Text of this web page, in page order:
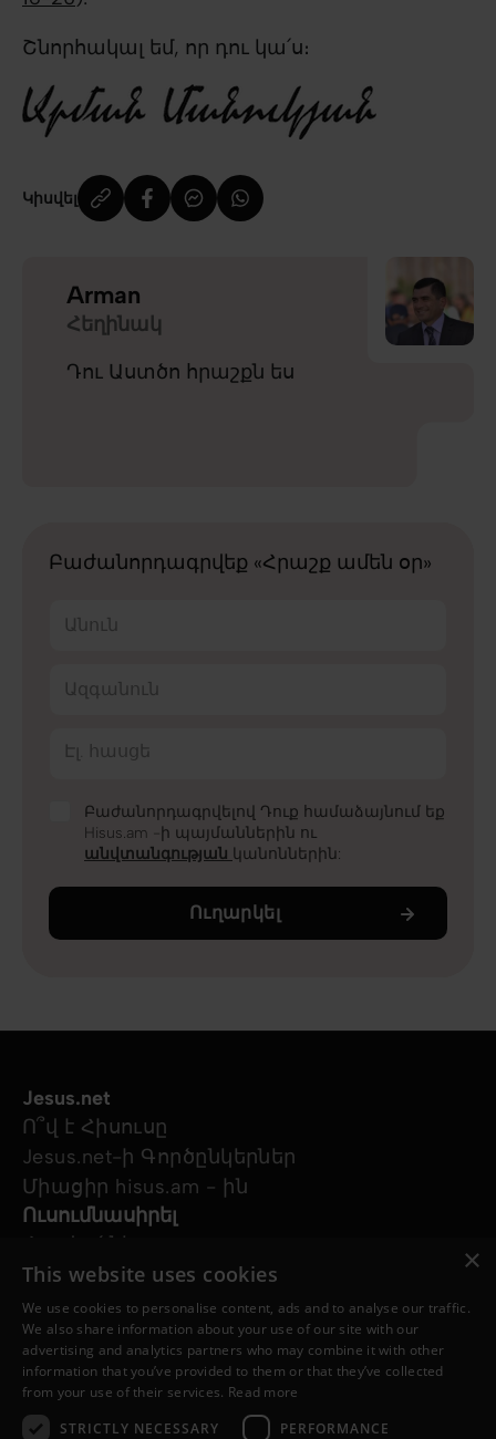
Շնորհակալ եմ, որ դու կա՛ս։
Կիսվել
Arman
Հեղինակ
Դու Աստծո հրաշքն ես
Բաժանորդագրվեք «Հրաշք ամեն օր»
Անուն
Ազգանուն
Էլ. հասցե
Բաժանորդագրվելով Դուք համաձայնում եք
Hisus.am -ի պայմաններին ու
անվտանգության կանոններին:
Ուղարկել
Jesus.net
Ո՞վ է Հիսուսը
Jesus.net-ի Գործընկերներ
Միացիր hisus.am - ին
Ուսումնասիրել
Հոդվածներ
Տեսանյութեր
Մեր նախագծերը
Ես հարց ունեմ
Հետևեք մեզ
×
This website uses cookies
We use cookies to personalise content, ads and to analyse our traffic.
We also share information about your use of our site with our
advertising and analytics partners who may combine it with other
information that you’ve provided to them or that they’ve collected
from your use of their services. Read more
STRICTLY NECESSARY
PERFORMANCE